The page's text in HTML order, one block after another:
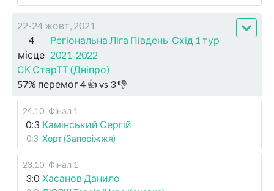
22-24 жовт, 2021
4
місце
Регіональна Ліга Південь-Схід 1 тур
2021-2022
СК СтарТТ (Дніпро)
57% перемог4 👍 vs 3👎
24.10. Фінал 1
0:3 Камінський Сергій
0:3 Хорт (Запоріжжя)
23.10. Фінал 1
3:0 Хасанов Данило